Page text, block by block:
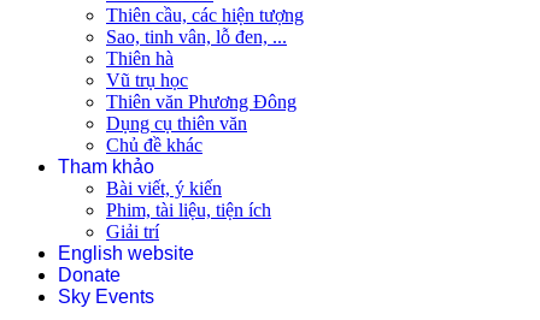
Thiên cầu, các hiện tượng
Sao, tinh vân, lỗ đen, ...
Thiên hà
Vũ trụ học
Thiên văn Phương Đông
Dụng cụ thiên văn
Chủ đề khác
Tham khảo
Bài viết, ý kiến
Phim, tài liệu, tiện ích
Giải trí
English website
Donate
Sky Events